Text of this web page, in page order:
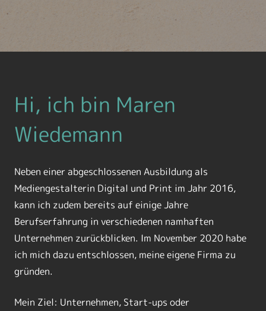
Hi, ich bin Maren
Wiedemann
Neben einer abgeschlossenen Ausbildung als
Mediengestalterin Digital und Print im Jahr 2016,
kann ich zudem bereits auf einige Jahre
Berufserfahrung in verschiedenen namhaften
Unternehmen zurückblicken. Im November 2020 habe
ich mich dazu entschlossen, meine eigene Firma zu
gründen.
Mein Ziel: Unternehmen, Start-ups oder